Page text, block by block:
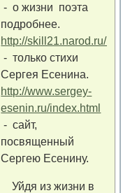
- о жизни поэта
подробнее.
http://skill21.narod.ru/1/
- только стихи
Сергея Есенина.
http://www.sergey-
esenin.ru/index.html
- сайт,
посвященный
Сергею Есенину.
Уйдя из жизни в